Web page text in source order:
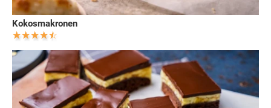
Kokosmakronen